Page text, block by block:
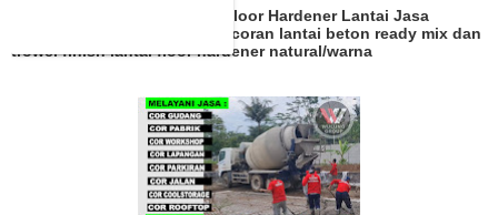
JASA TROWEL lantai beton Floor Hardener Lantai Jasa
cutting beton delatasi pengecoran lantai beton ready mix dan
trowel finish lantai floor hardener natural/warna